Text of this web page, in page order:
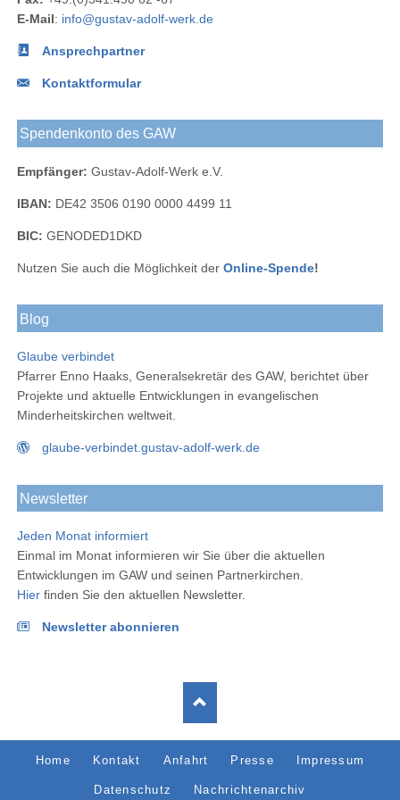
E-Mail: info@gustav-adolf-werk.de
Ansprechpartner
Kontaktformular
Spendenkonto des GAW
Empfänger: Gustav-Adolf-Werk e.V.
IBAN: DE42 3506 0190 0000 4499 11
BIC: GENODED1DKD
Nutzen Sie auch die Möglichkeit der Online-Spende!
Blog
Glaube verbindet
Pfarrer Enno Haaks, Generalsekretär des GAW, berichtet über
Projekte und aktuelle Entwicklungen in evangelischen
Minderheitskirchen weltweit.
glaube-verbindet.gustav-adolf-werk.de
Newsletter
Jeden Monat informiert
Einmal im Monat informieren wir Sie über die aktuellen
Entwicklungen im GAW und seinen Partnerkirchen.
Hierfinden Sie den aktuellen Newsletter.
Newsletter abonnieren
Navigation
Home Kontakt Anfahrt Presse Impressum
Datenschutz Nachrichtenarchiv